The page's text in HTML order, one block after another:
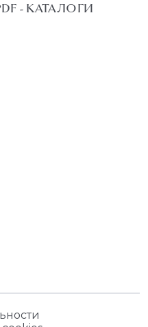
- КАТАЛОГИ